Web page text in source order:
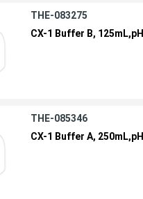
THE-083275
CX-1 Buffer B,
THE-085346
CX-1 Buffer A,